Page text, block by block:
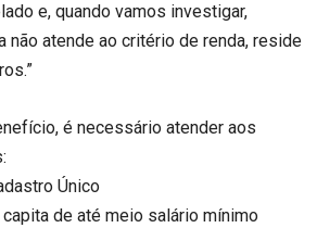
e, quando vamos investigar,
não atende ao critério de renda, reside
é necessário atender aos
Único
de até meio salário mínimo